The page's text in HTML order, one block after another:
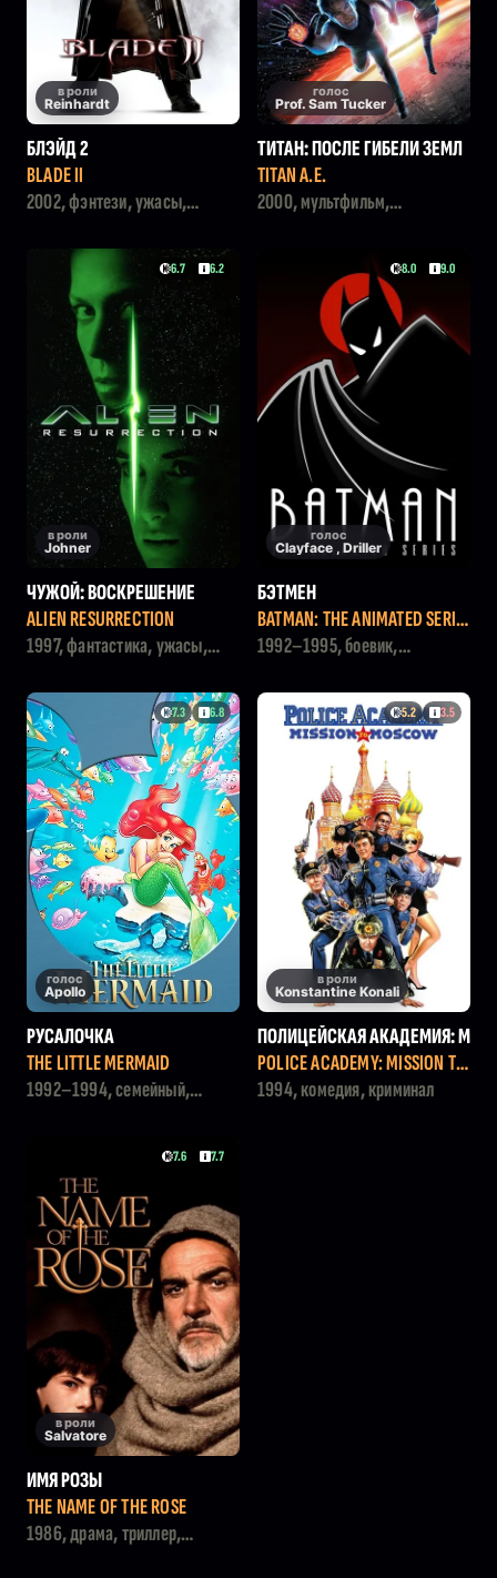
в роли
Reinhardt
БЛЭЙД 2
BLADE II
2002, фэнтези, ужасы,
голос
Prof. Sam Tucker
ТИТАН: ПОСЛЕ ГИБЕЛИ ЗЕМЛ
И
TITAN A.E.
2000, мультфильм,
6.7 6.2
в роли
Johner
ЧУЖОЙ: ВОСКРЕШЕНИЕ
ALIEN RESURRECTION
1997, фантастика, ужасы,
8.0 9.0
голос
Clayface , Driller
БЭТМЕН
BATMAN: THE ANIMATED SERIE
S
1992–1995, боевик,
7.3 6.8
голос
Apollo
РУСАЛОЧКА
THE LITTLE MERMAID
1992–1994, семейный,
5.2 3.5
в роли
Konstantine Konali
ПОЛИЦЕЙСКАЯ АКАДЕМИЯ: М
ИССИЯ В МОСКВЕ
POLICE ACADEMY: MISSION TO
MOSCOW
1994, комедия, криминал
7.6 7.7
в роли
Salvatore
ИМЯ РОЗЫ
THE NAME OF THE ROSE
1986, драма, триллер,